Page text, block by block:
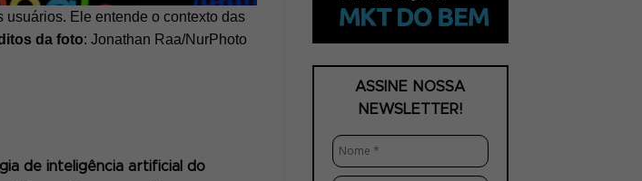
usuários. Ele entende o contexto das
da foto: Jonathan Raa/NurPhoto
de inteligência artificial do
ASSINE NOSSA
NEWSLETTER!